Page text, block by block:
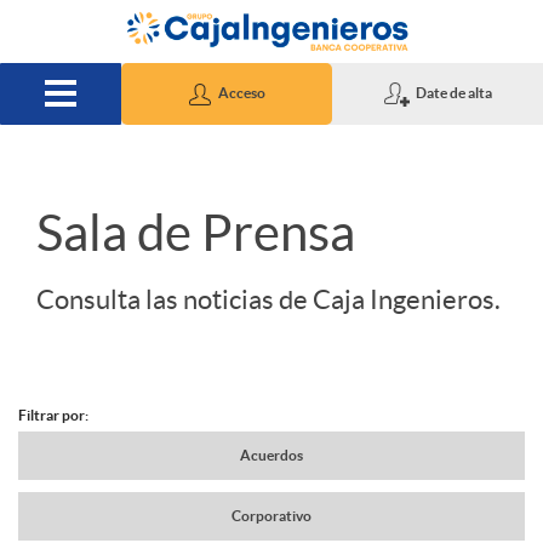
Saltar al contenido principal
Acceso Date de alta
S
Sala de Prensa
Consulta las noticias de Caja Ingenieros.
N
Filtrar por:
Acuerdos
Corporativo